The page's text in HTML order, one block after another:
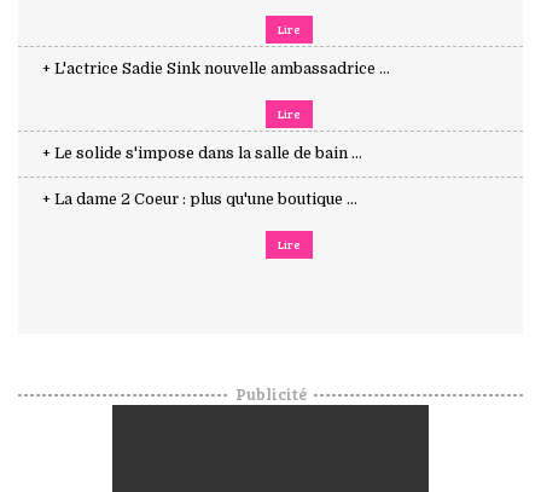
Lire
+ L'actrice Sadie Sink nouvelle ambassadrice ...
Lire
+ Le solide s'impose dans la salle de bain ...
+ La dame 2 Coeur : plus qu'une boutique ...
Lire
Publicité